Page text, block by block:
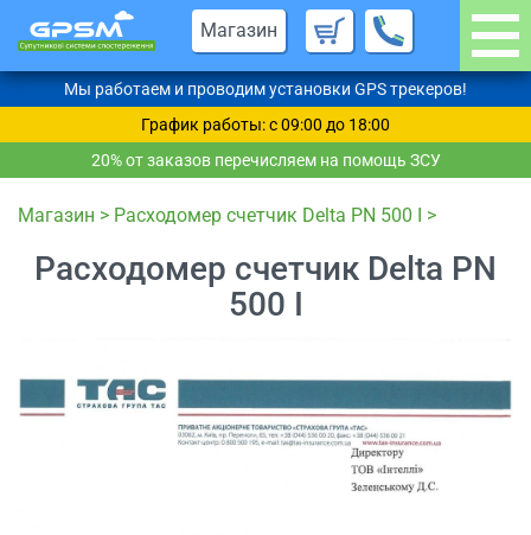
Магазин
Мы работаем и проводим установки GPS трекеров!
График работы: c 09:00 до 18:00
20% от заказов перечисляем на помощь ЗСУ
Магазин > Расходомер счетчик Delta PN 500 I >
Расходомер счетчик Delta PN
500 I